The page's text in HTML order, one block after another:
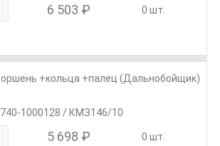
6 503 ₽ 0 шт.
+кольца +палец (Дальнобойщик)
740-1000128 / КМЗ146/10
5 698 ₽ 0 шт.